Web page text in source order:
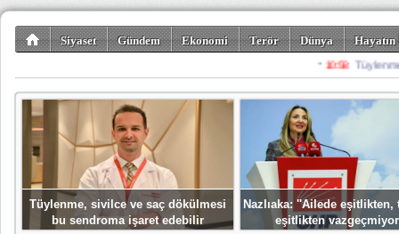
Siyaset Gündem Ekonomi Terör Dünya
Spor Misafir
Tüylenme, sivilce ve saç dökülmesi
bu sendroma işaret edebilir
Nazlıaka: ''Ailede eşitlikten,
eşitlikten